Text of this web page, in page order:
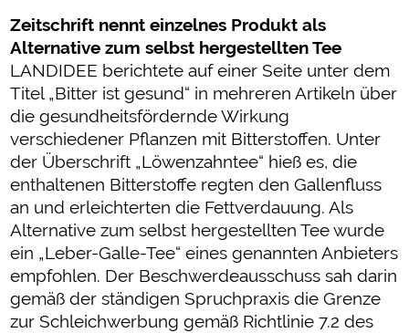
Zeitschrift nennt einzelnes Produkt als
Alternative zum selbst hergestellten Tee
LANDIDEE berichtete auf einer Seite unter dem
Titel „Bitter ist gesund“ in mehreren Artikeln über
die gesundheitsfördernde Wirkung
verschiedener Pflanzen mit Bitterstoffen. Unter
der Überschrift „Löwenzahntee“ hieß es, die
enthaltenen Bitterstoffe regten den Gallenfluss
an und erleichterten die Fettverdauung. Als
Alternative zum selbst hergestellten Tee wurde
ein „Leber-Galle-Tee“ eines genannten Anbieters
empfohlen. Der Beschwerdeausschuss sah darin
gemäß der ständigen Spruchpraxis die Grenze
zur Schleichwerbung gemäß Richtlinie 7.2 des